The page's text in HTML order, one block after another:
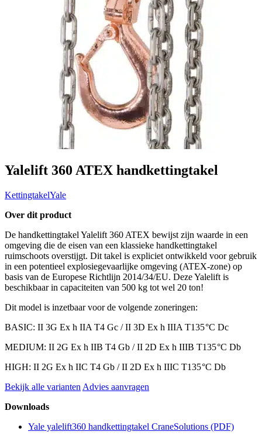
Yalelift 360 ATEX handkettingtakel
KettingtakelYale
Over dit product
De handkettingtakel Yalelift 360 ATEX bewijst zijn waarde in een
omgeving die de eisen van een klassieke handkettingtakel
ruimschoots overstijgt. Dit takel is expliciet ontwikkeld voor gebruik
in een potentieel explosiegevaarlijke omgeving (ATEX-zone) op
basis van de Europese Richtlijn 2014/34/EU. Deze Yalelift is
beschikbaar in capaciteiten van 500 kg tot wel 20 ton!
Dit model is inzetbaar voor de volgende zoneringen:
BASIC: II 3G Ex h IIA T4 Gc / II 3D Ex h IIIA T135 °C Dc
MEDIUM: II 2G Ex h IIB T4 Gb / II 2D Ex h IIIB T135 °C Db
HIGH: II 2G Ex h IIC T4 Gb / II 2D Ex h IIIC T135 °C Db
Bekijk alle varianten Advies aanvragen
Downloads
Yale yalelift360 handkettingtakel CraneSolutions (PDF)